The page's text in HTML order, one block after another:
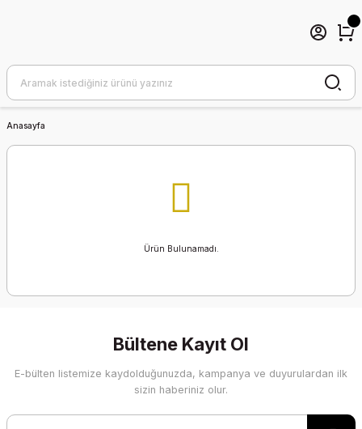
Anasayfa
Ürün Bulunamadı.
Bültene Kayıt Ol
E-bülten listemize kaydolduğunuzda, kampanya ve duyurulardan ilk
sizin haberiniz olur.